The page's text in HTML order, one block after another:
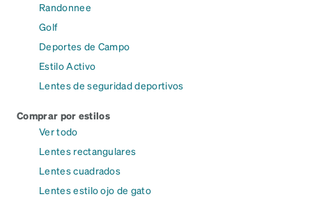
Randonnee
Golf
Deportes de Campo
Estilo Activo
Lentes de seguridad deportivos
Comprar por estilos
Ver todo
Lentes rectangulares
Lentes cuadrados
Lentes estilo ojo de gato